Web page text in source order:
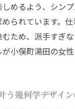
めるよう、シン
られています。
ため、派手すぎ
小俣町湯田の女
う幾何学デザイ